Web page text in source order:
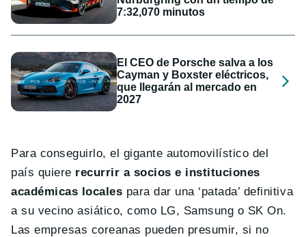
7:32,070 minutos
El CEO de Porsche salva a los
Cayman y Boxster eléctricos,
que llegarán al mercado en
2027
Para conseguirlo, el gigante automovilístico del
país quiere recurrir a socios e instituciones
académicas locales para dar una ‘patada’ definitiva
a su vecino asiático, como LG, Samsung o SK On.
Las empresas coreanas pueden presumir, si no